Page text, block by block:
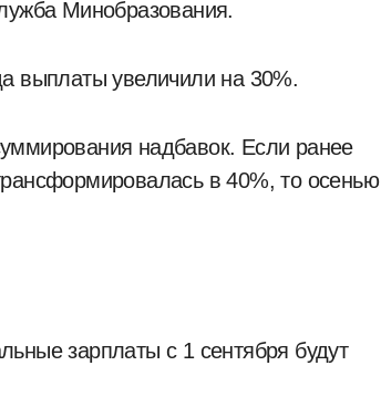
Минобразования.
выплаты увеличили на 30%.
надбавок. Если ранее
в 40%, то осенью
зарплаты с 1 сентября будут